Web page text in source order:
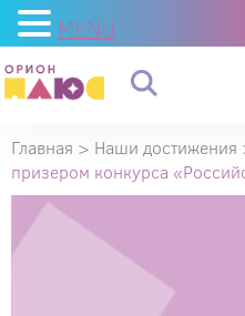
Главная > Наши достижения
призером конкурса
MENU